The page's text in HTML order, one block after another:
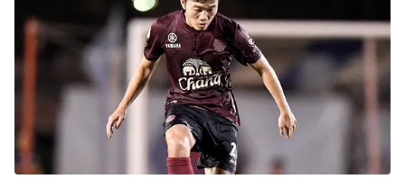
VTV Money VTV Thể thao
VTV Sức khoẻ Bất động sản
Thị trường 24h Tấm lòng Việt